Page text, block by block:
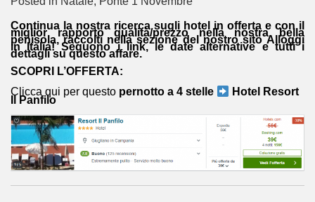
Continua la nostra ricerca sugli hotel in offerta e con il
miglior rapporto qualità/prezzo nella nostra bella
penisola, raccolti nella sezione del nostro sitoAlloggi
in Italia! Seguono i link, le date alternative e tutti i
dettagli su questo affare.
SCOPRI L’OFFERTA:
Clicca qui per questo pernotto a 4 stelle Hotel Resort
Il Panfilo